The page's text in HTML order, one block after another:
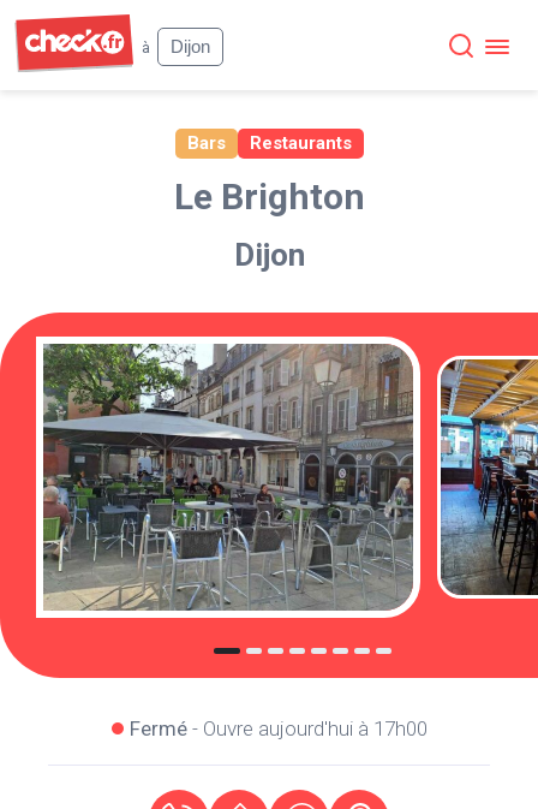
à
Dijon
Bars Restaurants
Le Brighton
Dijon
Fermé- Ouvre aujourd'hui à 17h00